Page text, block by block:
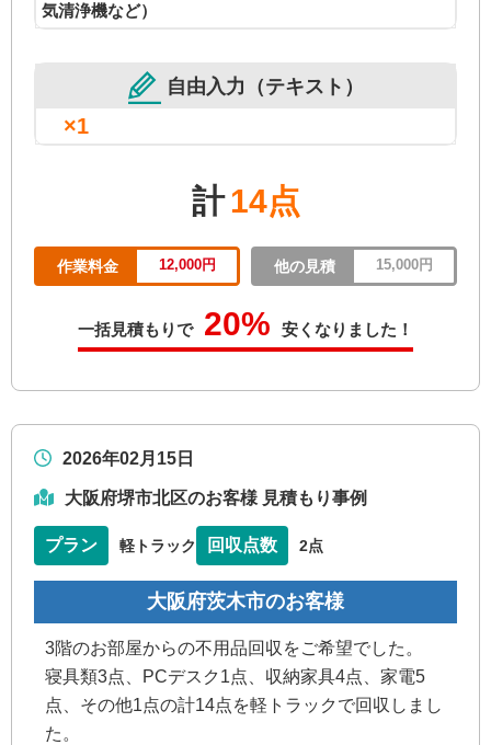
気清浄機など）
自由入力（テキスト）
×1
計14点
作業料金 12,000円 他の見積 15,000円
一括見積もりで 20% 安くなりました！
2026年02月15日
大阪府堺市北区のお客様 見積もり事例
プラン 軽トラック 回収点数 2点
大阪府茨木市のお客様
3階のお部屋からの不用品回収をご希望でした。
寝具類3点、PCデスク1点、収納家具4点、家電5
点、その他1点の計14点を軽トラックで回収しまし
た。